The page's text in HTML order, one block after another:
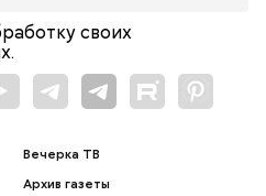
своих
Вечерка ТВ
Архив газеты